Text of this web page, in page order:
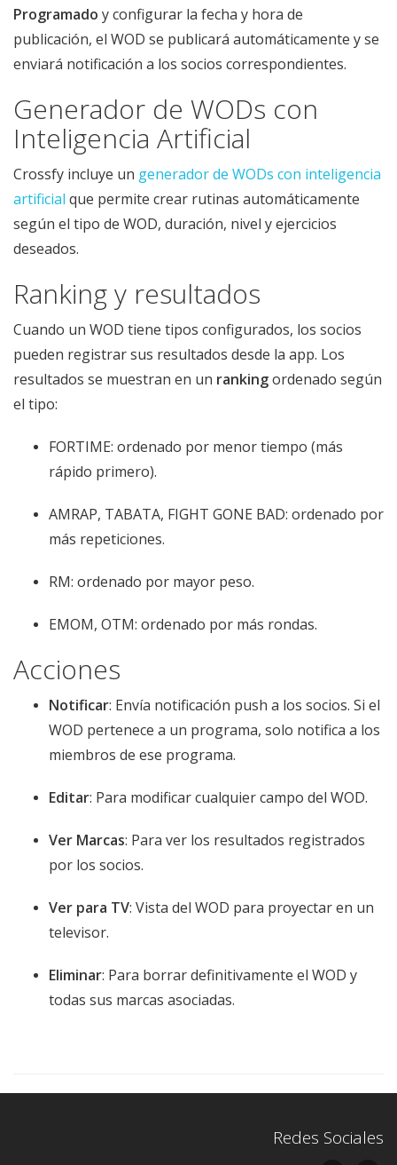
Programado y configurar la fecha y hora de
publicación, el WOD se publicará automáticamente y se
enviará notificación a los socios correspondientes.
Generador de WODs con
Inteligencia Artificial
Crossfy incluye un generador de WODs con inteligencia
artificial que permite crear rutinas automáticamente
según el tipo de WOD, duración, nivel y ejercicios
deseados.
Ranking y resultados
Cuando un WOD tiene tipos configurados, los socios
pueden registrar sus resultados desde la app. Los
resultados se muestran en un rankingordenado según
el tipo:
FORTIME: ordenado por menor tiempo (más
rápido primero).
AMRAP, TABATA, FIGHT GONE BAD: ordenado por
más repeticiones.
RM: ordenado por mayor peso.
EMOM, OTM: ordenado por más rondas.
Acciones
Notificar: Envía notificación push a los socios. Si el
WOD pertenece a un programa, solo notifica a los
miembros de ese programa.
Editar: Para modificar cualquier campo del WOD.
Ver Marcas: Para ver los resultados registrados
por los socios.
Ver para TV: Vista del WOD para proyectar en un
televisor.
Eliminar: Para borrar definitivamente el WOD y
todas sus marcas asociadas.
Redes Sociales